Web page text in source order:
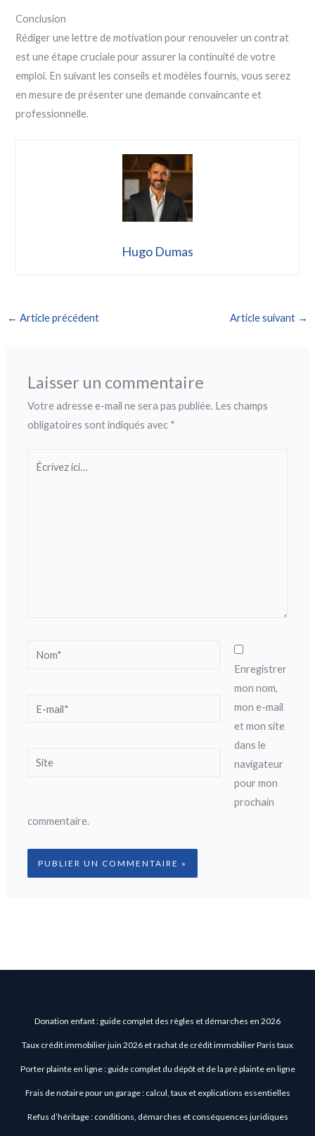
Conclusion
Rédiger une lettre de motivation pour renouveler un contrat
est une étape cruciale pour assurer la continuité de votre
emploi. En suivant les conseils et modèles fournis, vous serez
en mesure de présenter une demande convaincante et
professionnelle.
Hugo Dumas
← Article précédent Article suivant →
Laisser un commentaire
Votre adresse e-mail ne sera pas publiée. Les champs
obligatoires sont indiqués avec *
Écrivez
Nom*
E-
Site
Enregistrer
mon nom,
mon e-mail
et mon site
dans le
navigateur
pour mon
prochain
commentaire.
Donation enfant : guide complet des règles et démarches en 2026
Taux crédit immobilier juin 2026 et rachat de crédit immobilier Paris taux
Porter plainte en ligne : guide complet du dépôt et de la pré plainte en ligne
Frais de notaire pour un garage : calcul, taux et explications essentielles
Refus d’héritage : conditions, démarches et conséquences juridiques